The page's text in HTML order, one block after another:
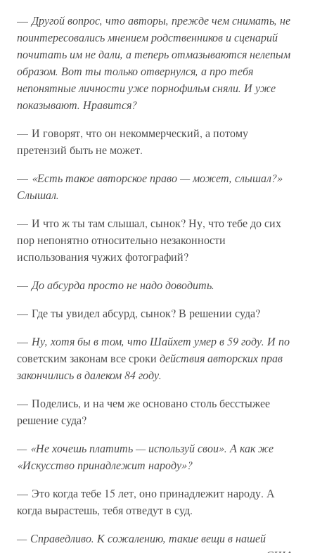
— Другой вопрос, что авторы, прежде чем снимать, не
поинтересовались мнением родственников и сценарий
почитать им не дали, а теперь отмазываются нелепым
образом. Вот ты только отвернулся, а про тебя
непонятные личности уже порнофильм сняли. И уже
показывают. Нравится?
— И говорят, что он некоммерческий, а потому
претензий быть не может.
— «Есть такое авторское право — может, слышал?»
Слышал.
— И что ж ты там слышал, сынок? Ну, что тебе до сих
пор непонятно относительно незаконности
использования чужих фотографий?
— До абсурда просто не надо доводить.
— Где ты увидел абсурд, сынок? В решении суда?
— Ну, хотя бы в том, что Шайхет умер в 59 году. И по
советским законам все сроки действия авторских прав
закончились в далеком 84 году.
— Поделись, и на чем же основано столь бесстыжее
решение суда?
— «Не хочешь платить — используй свои». А как же
«Искусство принадлежит народу»?
— Это когда тебе 15 лет, оно принадлежит народу. А
когда вырастешь, тебя отведут в суд.
— Справедливо. К сожалению, такие вещи в нашей